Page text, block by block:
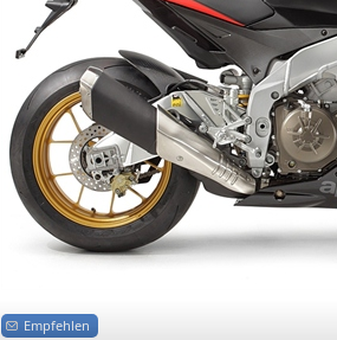
Empfehlen